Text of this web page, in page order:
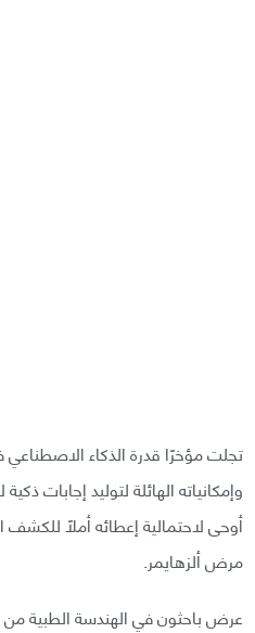
وإمكانياته الهائلة لتوليد إجابات
أوحى لاحتمالية إعطائه أملًا
مرض ألزهايمر.
عرض باحثون في الهندسة الطبية من